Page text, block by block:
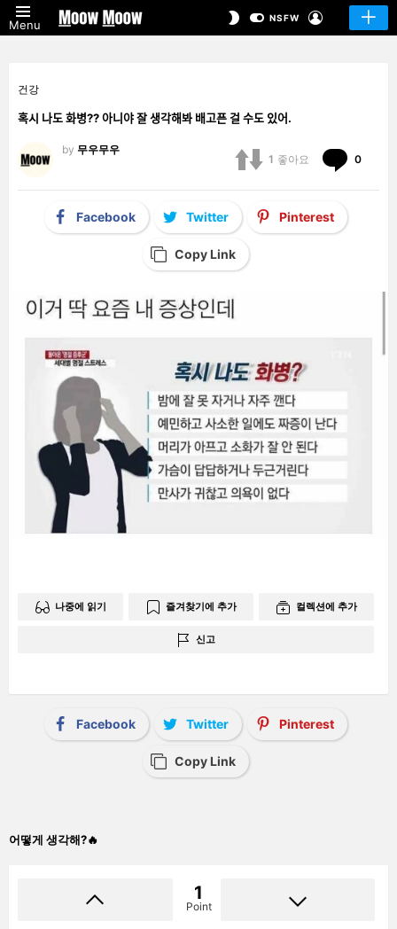
Menu
SWITCHNSFW
건강
혹시 나도 화병?? 아니야 잘 생각해봐 배고픈 걸 수도 있어.
by 무우무우
1 좋아요 0
Facebook Twitter Pinterest
Copy Link
나중에 읽기 즐겨찾기에 추가 컬렉션에 추가
신고
Facebook Twitter Pinterest
Copy Link
어떻게 생각해?🔥
1
Point